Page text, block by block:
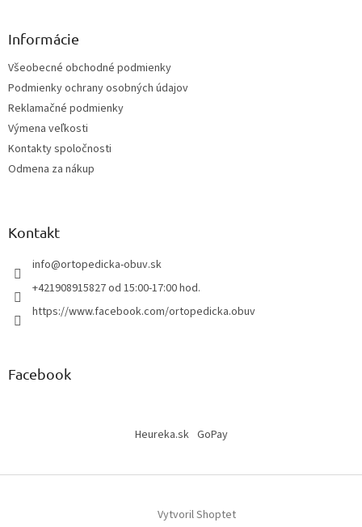
Informácie
Všeobecné obchodné podmienky
Podmienky ochrany osobných údajov
Reklamačné podmienky
Výmena veľkosti
Kontakty spoločnosti
Odmena za nákup
Kontakt
info@ortopedicka-obuv.sk
+421908915827 od 15:00-17:00 hod.
https://www.facebook.com/ortopedicka.obuv
Facebook
Heureka.sk GoPay
Vytvoril Shoptet